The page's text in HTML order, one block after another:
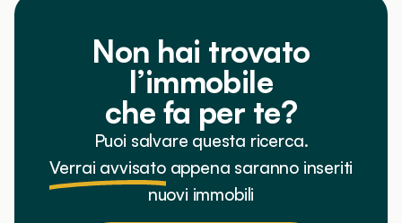
Non hai trovato
l’immobile
che fa per te?
Puoi salvare questa ricerca.
Verrai avvisatoappena saranno inseriti
nuovi immobili